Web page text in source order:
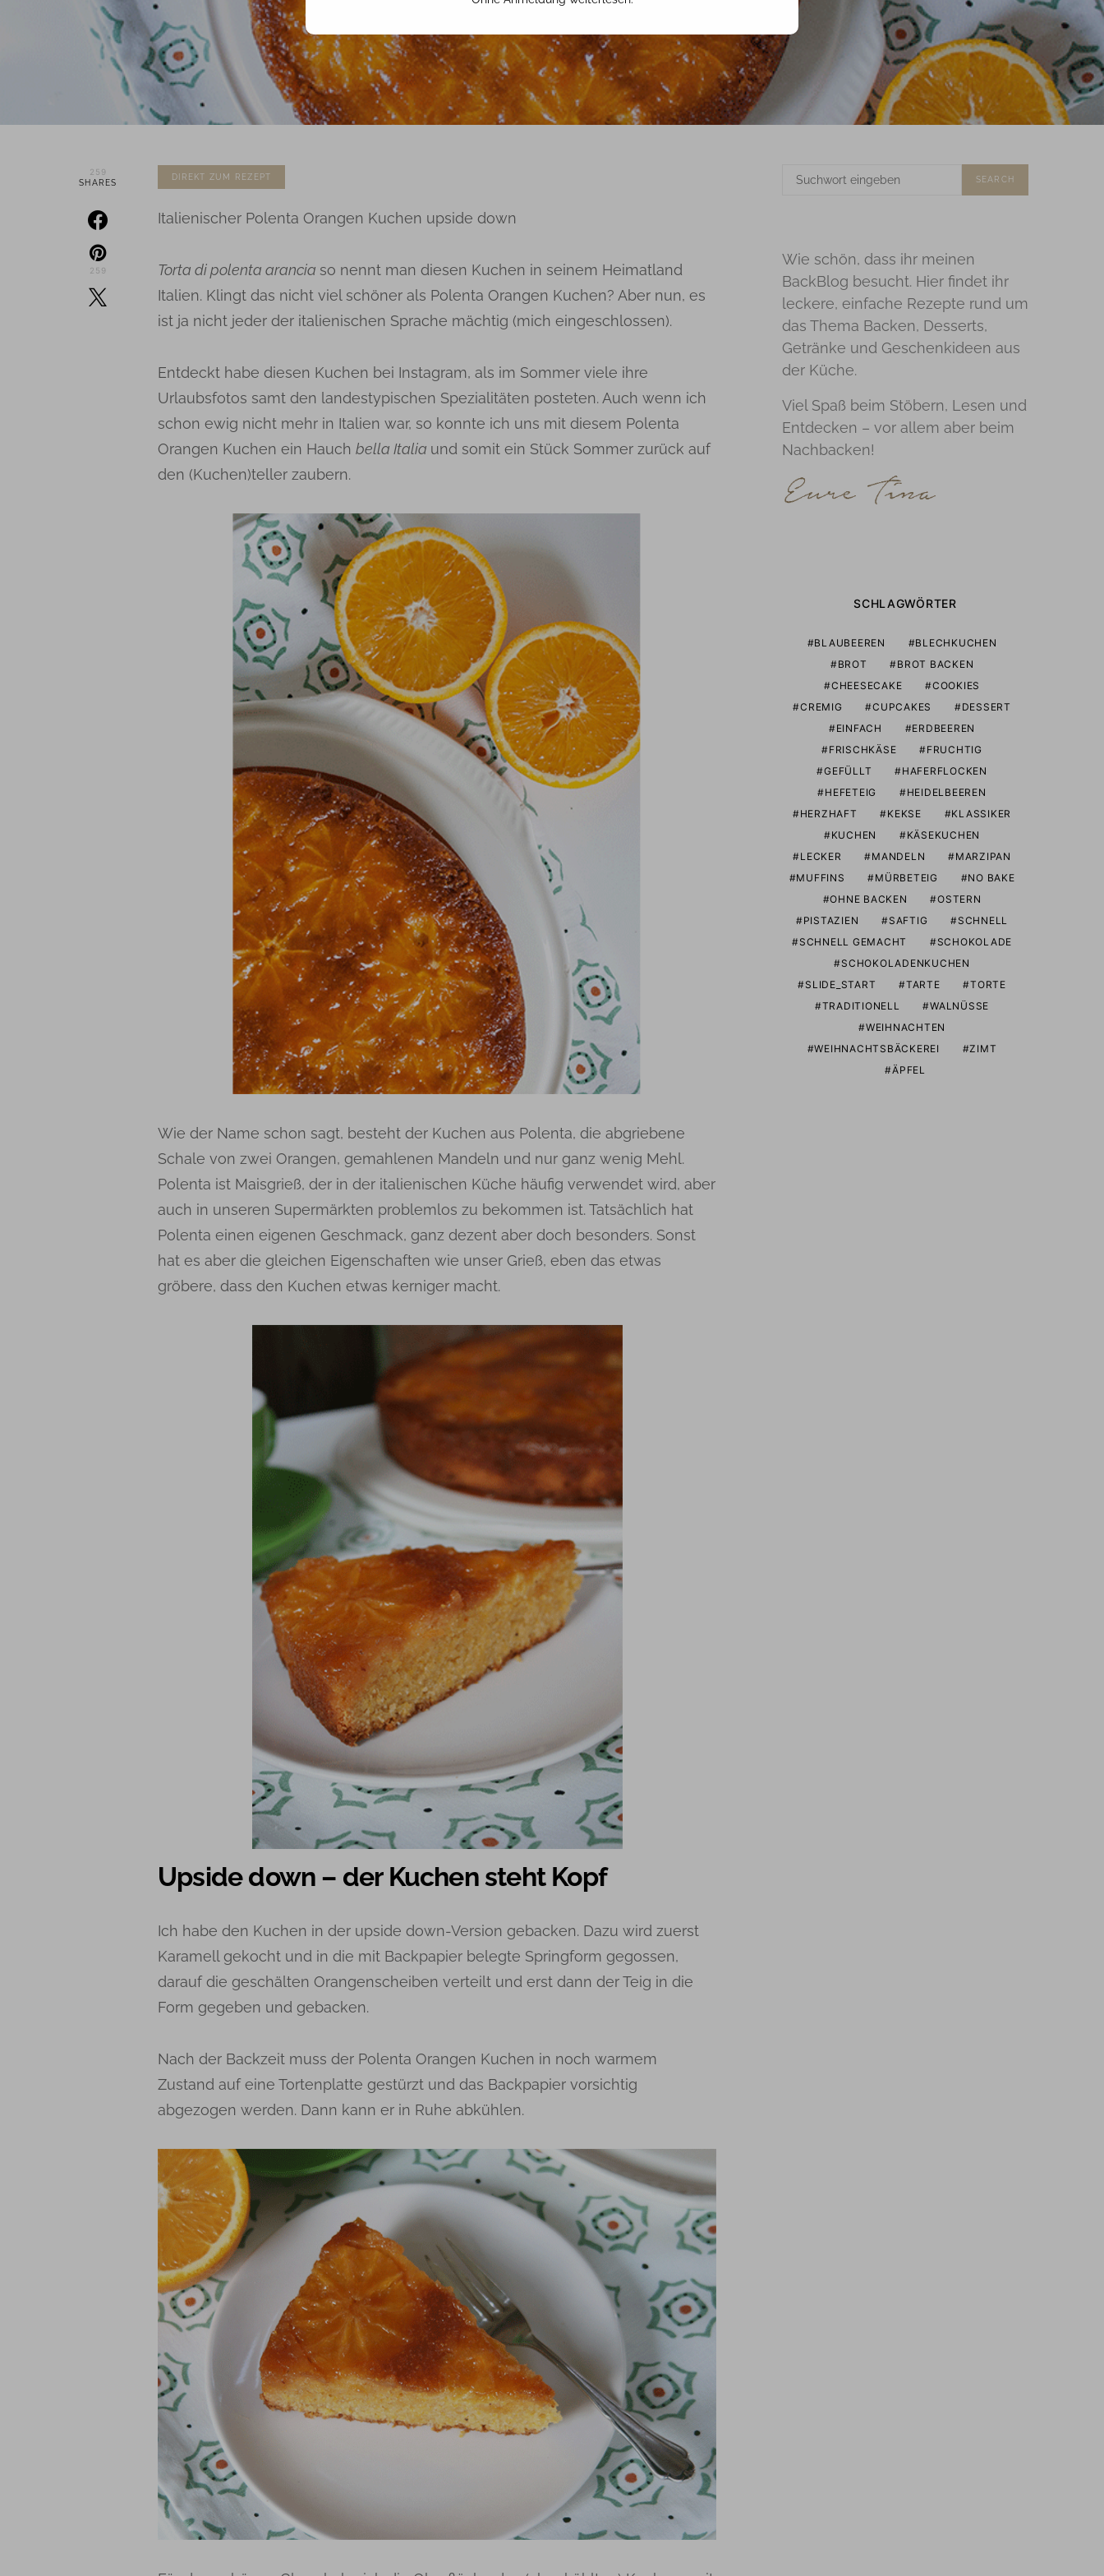
259
SHARES
259
DIREKT ZUM REZEPT
Italienischer Polenta Orangen Kuchen upside down
Torta di polenta arancia so nennt man diesen Kuchen in seinem Heimatland
Italien. Klingt das nicht viel schöner als Polenta Orangen Kuchen? Aber nun, es
ist ja nicht jeder der italienischen Sprache mächtig (mich eingeschlossen).
Entdeckt habe diesen Kuchen bei Instagram, als im Sommer viele ihre
Urlaubsfotos samt den landestypischen Spezialitäten posteten. Auch wenn ich
schon ewig nicht mehr in Italien war, so konnte ich uns mit diesem Polenta
Orangen Kuchen ein Hauch bella Italia und somit ein Stück Sommer zurück auf
den (Kuchen)teller zaubern.
Wie der Name schon sagt, besteht der Kuchen aus Polenta, die abgriebene
Schale von zwei Orangen, gemahlenen Mandeln und nur ganz wenig Mehl.
Polenta ist Maisgrieß, der in der italienischen Küche häufig verwendet wird, aber
auch in unseren Supermärkten problemlos zu bekommen ist. Tatsächlich hat
Polenta einen eigenen Geschmack, ganz dezent aber doch besonders. Sonst
hat es aber die gleichen Eigenschaften wie unser Grieß, eben das etwas
gröbere, dass den Kuchen etwas kerniger macht.
Upside down – der Kuchen steht Kopf
Ich habe den Kuchen in der upside down-Version gebacken. Dazu wird zuerst
Karamell gekocht und in die mit Backpapier belegte Springform gegossen,
darauf die geschälten Orangenscheiben verteilt und erst dann der Teig in die
Form gegeben und gebacken.
Nach der Backzeit muss der Polenta Orangen Kuchen in noch warmem
Zustand auf eine Tortenplatte gestürzt und das Backpapier vorsichtig
abgezogen werden. Dann kann er in Ruhe abkühlen.
SUCHE
SEARCH
Wie schön, dass ihr meinen
BackBlog besucht. Hier findet ihr
leckere, einfache Rezepte rund um
das Thema Backen, Desserts,
Getränke und Geschenkideen aus
der Küche.
Viel Spaß beim Stöbern, Lesen und
Entdecken – vor allem aber beim
Nachbacken!
SCHLAGWÖRTER
BLAUBEEREN
BLECHKUCHEN
BROT
BROT BACKEN
CHEESECAKE
COOKIES
CREMIG
CUPCAKES
DESSERT
EINFACH
ERDBEEREN
FRISCHKÄSE
FRUCHTIG
GEFÜLLT
HAFERFLOCKEN
HEFETEIG
HEIDELBEEREN
HERZHAFT
KEKSE
KLASSIKER
KUCHEN
KÄSEKUCHEN
LECKER
MANDELN
MARZIPAN
MUFFINS
MÜRBETEIG
NO BAKE
OHNE BACKEN
OSTERN
PISTAZIEN
SAFTIG
SCHNELL
SCHNELL GEMACHT
SCHOKOLADE
SCHOKOLADENKUCHEN
SLIDE_START
TARTE
TORTE
TRADITIONELL
WALNÜSSE
WEIHNACHTEN
WEIHNACHTSBÄCKEREI
ZIMT
ÄPFEL